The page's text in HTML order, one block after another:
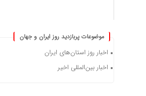
موضوعات پربازدید روز ایران و جهان
اخبار روز استان‌های ایران
اخبار بین‌المللی اخیر